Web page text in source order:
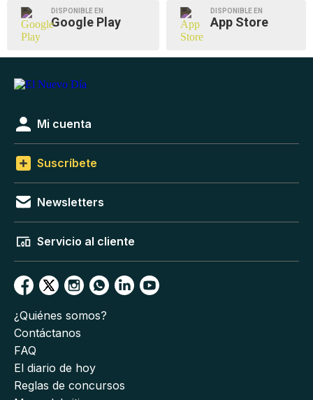
DISPONIBLE EN
Google Play
DISPONIBLE EN
App Store
Mi cuenta
Suscríbete
Newsletters
Servicio al cliente
¿Quiénes somos?
Contáctanos
FAQ
El diario de hoy
Reglas de concursos